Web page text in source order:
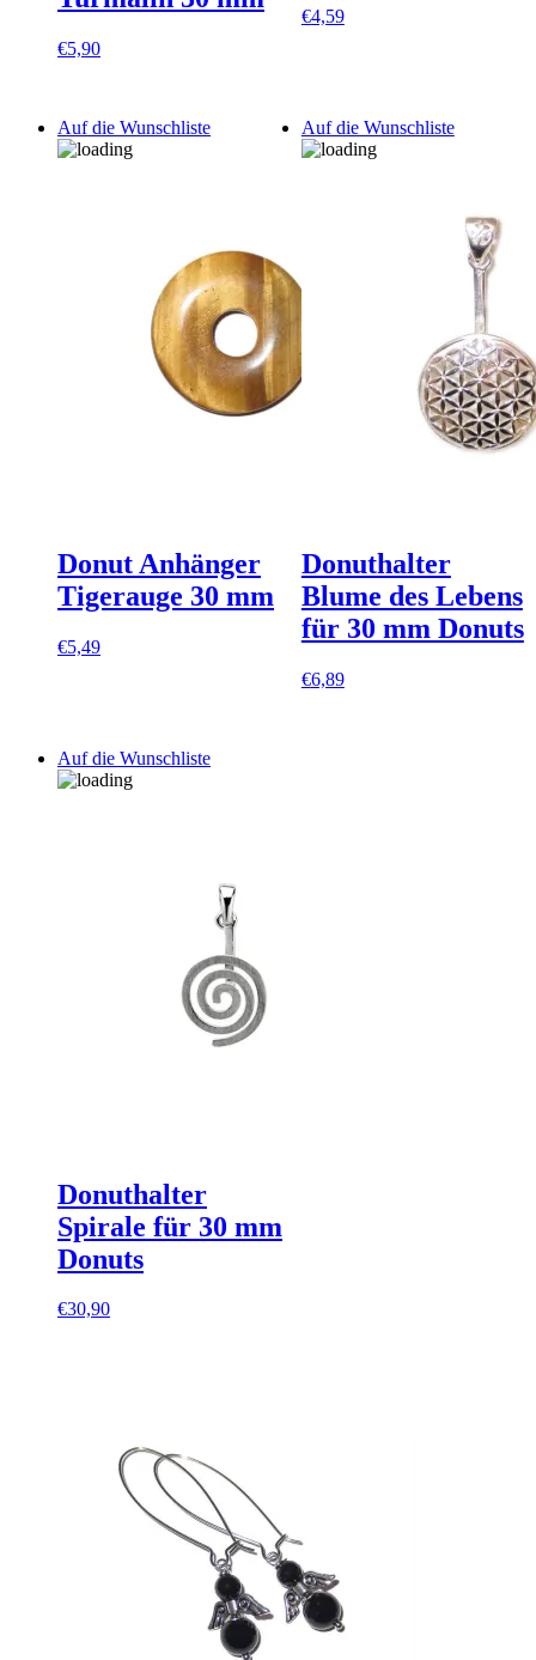
€5,90
€4,59
Auf die Wunschliste
Donut Anhänger
Tigerauge 30 mm
€5,49
Auf die Wunschliste
Donuthalter
Blume des Lebens
für 30 mm Donuts
€6,89
Auf die Wunschliste
Donuthalter
Spirale für 30 mm
Donuts
€30,90